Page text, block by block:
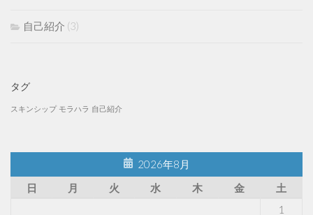
自己紹介 (3)
タグ
スキンシップ モラハラ 自己紹介
2026年8月
日
月 火 水 木 金
土
1